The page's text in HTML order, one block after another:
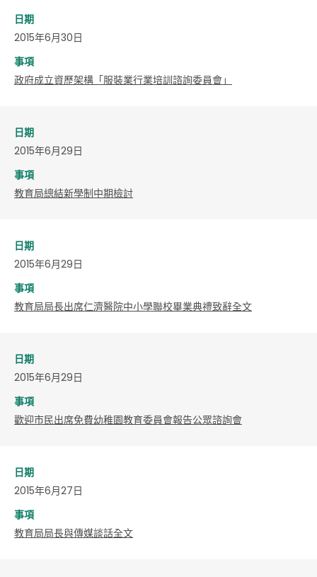
日期
2015年6月30日
事項
政府成立資歷架構「服裝業行業培訓諮詢委員會」
日期
2015年6月29日
事項
教育局總結新學制中期檢討
日期
2015年6月29日
事項
教育局局長出席仁濟醫院中小學聯校畢業典禮致辭全文
日期
2015年6月29日
事項
歡迎市民出席免費幼稚園教育委員會報告公眾諮詢會
日期
2015年6月27日
事項
教育局局長與傳媒談話全文